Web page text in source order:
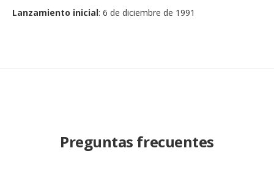
Lanzamiento inicial: 6 de diciembre de 1991
Preguntas frecuentes